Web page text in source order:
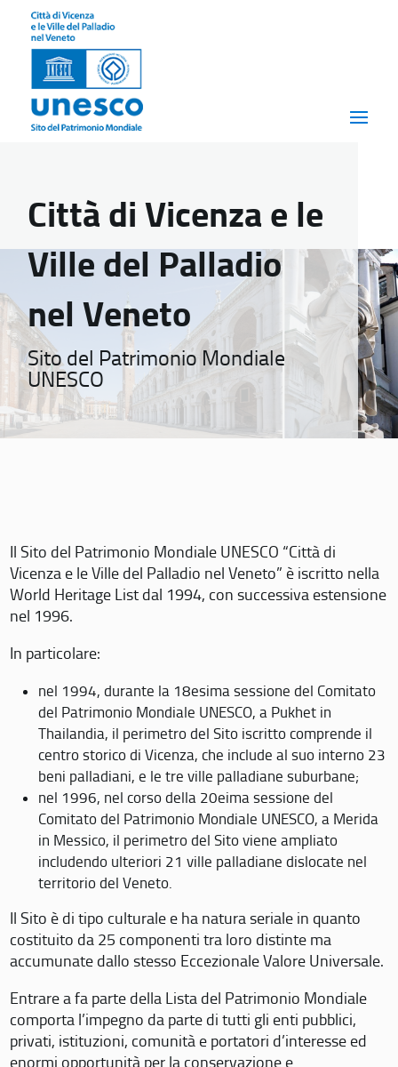
Città di Vicenza e le
Ville del Palladio
nel Veneto
Sito del Patrimonio Mondiale
UNESCO
Il Sito del Patrimonio Mondiale UNESCO “Città di
Vicenza e le Ville del Palladio nel Veneto” è iscritto nella
World Heritage List dal 1994, con successiva estensione
nel 1996.
In particolare:
nel 1994, durante la 18esima sessione del Comitato
del Patrimonio Mondiale UNESCO, a Pukhet in
Thailandia, il perimetro del Sito iscritto comprende il
centro storico di Vicenza, che include al suo interno 23
beni palladiani, e le tre ville palladiane suburbane;
nel 1996, nel corso della 20eima sessione del
Comitato del Patrimonio Mondiale UNESCO, a Merida
in Messico, il perimetro del Sito viene ampliato
includendo ulteriori 21 ville palladiane dislocate nel
territorio del Veneto.
Il Sito è di tipo culturale e ha natura seriale in quanto
costituito da 25 componenti tra loro distinte ma
accumunate dallo stesso Eccezionale Valore Universale.
Entrare a fa parte della Lista del Patrimonio Mondiale
comporta l’impegno da parte di tutti gli enti pubblici,
privati, istituzioni, comunità e portatori d’interesse ed
enormi opportunità per la conservazione e